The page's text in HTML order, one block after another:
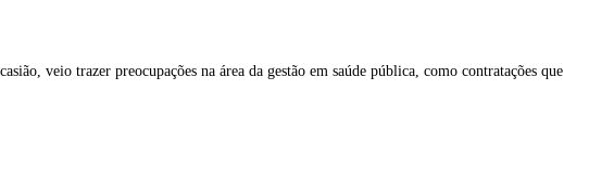
veio trazer preocupações na área da gestão em saúde pública, como contratações que